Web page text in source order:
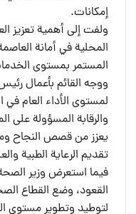
إمكانات.
ولفت إلى أهمية تعزيز
المحلية في أمانة
المستمر بمستوى
ووجه القائم بأعمال رئيس
لمستوى الأداء العام في
والرقابة المسؤولة على
يعزز من قصص النجاح
تقديم الرعاية الطبية
فيما استعرض وزير الصحة
القعود، وضع القطاع
لتوطيد وتطوير مستوى